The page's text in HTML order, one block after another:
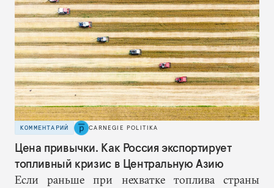
КОММЕНТАРИЙ CARNEGIE POLITIKA
Цена привычки. Как Россия экспортирует
топливный кризис в Центральную Азию
Если раньше при нехватке топлива страны